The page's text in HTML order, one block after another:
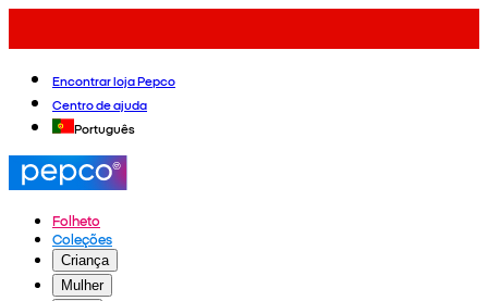
Encontrar loja Pepco
Centro de ajuda
Português
Folheto
Coleções
Criança
Mulher